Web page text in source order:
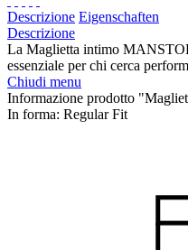
Descrizione Eigenschaften
Descrizione
La Maglietta intimo
essenziale per chi cerca
Chiudi menu
Informazione prodotto
In forma: Regular Fit